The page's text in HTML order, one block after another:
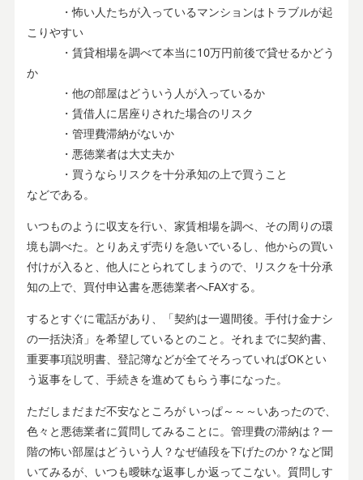
・怖い人たちが入っているマンションはトラブルが起
こりやすい
・賃貸相場を調べて本当に10万円前後で貸せるかどう
か
・他の部屋はどういう人が入っているか
・賃借人に居座りされた場合のリスク
・管理費滞納がないか
・悪徳業者は大丈夫か
・買うならリスクを十分承知の上で買うこと
などである。
いつものように収支を行い、家賃相場を調べ、その周りの環
境も調べた。とりあえず売りを急いでいるし、他からの買い
付けが入ると、他人にとられてしまうので、リスクを十分承
知の上で、買付申込書を悪徳業者へFAXする。
するとすぐに電話があり、「契約は一週間後。手付け金ナシ
の一括決済」を希望しているとのこと。それまでに契約書、
重要事項説明書、登記簿などが全てそろっていればOKとい
う返事をして、手続きを進めてもらう事になった。
ただしまだまだ不安なところが いっぱ～～～いあったので、
色々と悪徳業者に質問してみることに。管理費の滞納は？一
階の怖い部屋はどういう人？なぜ値段を下げたのか？など聞
いてみるが、いつも曖昧な返事しか返ってこない。質問しす